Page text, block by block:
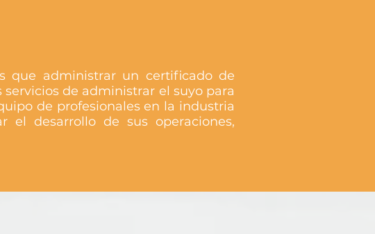
que administrar un certificado de
de administrar el suyo para
de profesionales en la industria
el desarrollo de sus operaciones,